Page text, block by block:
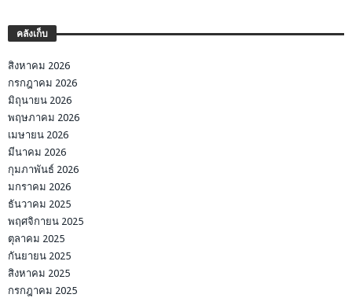
คลังเก็บ
สิงหาคม 2026
กรกฎาคม 2026
มิถุนายน 2026
พฤษภาคม 2026
เมษายน 2026
มีนาคม 2026
กุมภาพันธ์ 2026
มกราคม 2026
ธันวาคม 2025
พฤศจิกายน 2025
ตุลาคม 2025
กันยายน 2025
สิงหาคม 2025
กรกฎาคม 2025